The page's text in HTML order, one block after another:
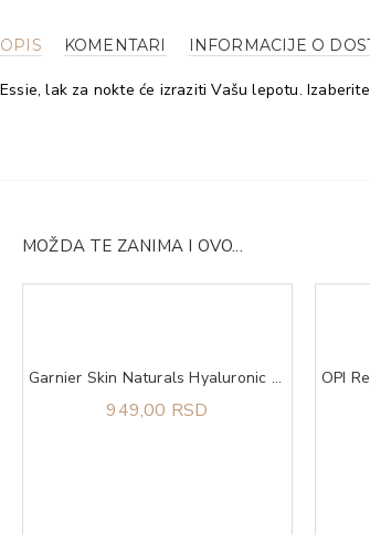
OPIS KOMENTARI INFORMACIJE O
Essie, lak za nokte će izraziti Vašu lepotu.
MOŽDA TE ZANIMA I OVO...
Garnier Skin Naturals Hyaluronic Aloe Jelly hidratantni gel za lice 50 ml
949,00 RSD